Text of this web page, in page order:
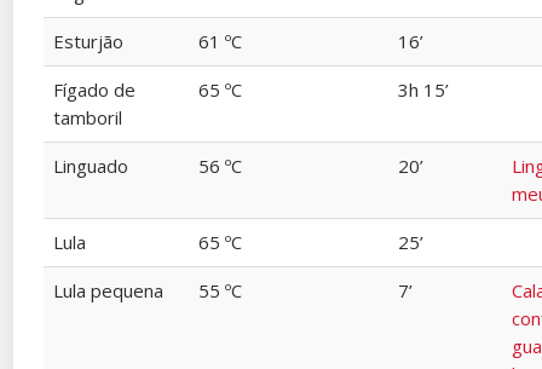
Esturjão
61 ºC
16’
Fígado de
tamboril
65 ºC 3h 15’
Linguado 56 ºC 20’
Lula
65 ºC
25’
Lula pequena
55 ºC 7’